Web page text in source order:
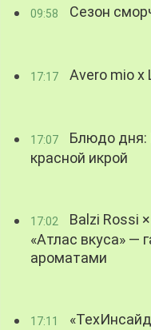
09:58 Сезон
17:17 Avero mio x
17:07
Блюдо дня:
красной икрой
17:02
Balzi Rossi
«Атлас вкуса» —
ароматами
17:11